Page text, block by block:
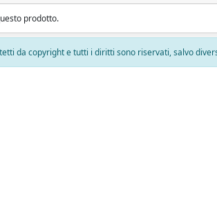
prodotto.
da copyright e tutti i diritti sono riservati, salvo